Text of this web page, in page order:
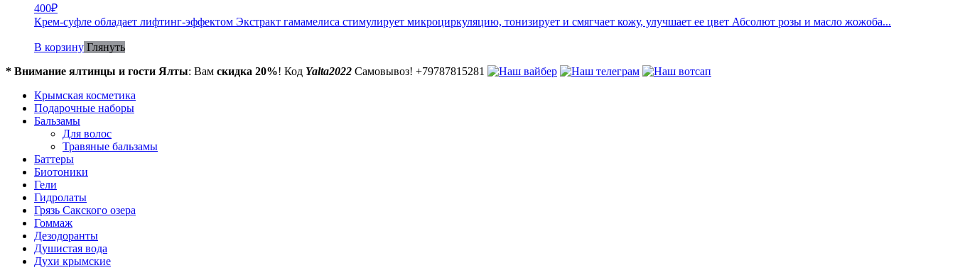
400₽
Крем-суфле обладает лифтинг-эффектом Экстракт гамамелиса стимулирует микроциркуляцию, тонизирует и смягчает кожу, улучшает ее цвет Абсолют розы и масло жожоба...
В корзину Глянуть
* Внимание ялтинцы и гости Ялты: Вам скидка 20%! Код Yalta2022 Самовывоз! +79787815281
Крымская косметика
Подарочные наборы
Бальзамы
Для волос
Травяные бальзамы
Баттеры
Биотоники
Гели
Гидролаты
Грязь Сакского озера
Гоммаж
Дезодоранты
Душистая вода
Духи крымские